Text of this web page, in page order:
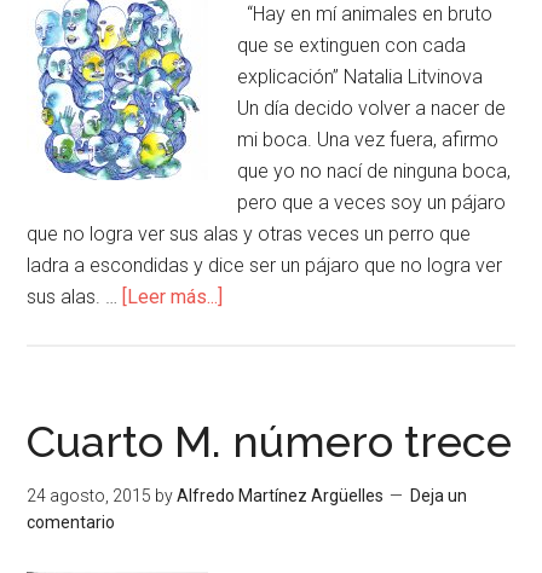
“Hay en mí animales en bruto
que se extinguen con cada
explicación” Natalia Litvinova
Un día decido volver a nacer de
mi boca. Una vez fuera, afirmo
que yo no nací de ninguna boca,
pero que a veces soy un pájaro
que no logra ver sus alas y otras veces un perro que
ladra a escondidas y dice ser un pájaro que no logra ver
sus alas. … [Leer más...]
Cuarto M. número trece
24 agosto, 2015 byAlfredo Martínez Argüelles
Deja un
comentario